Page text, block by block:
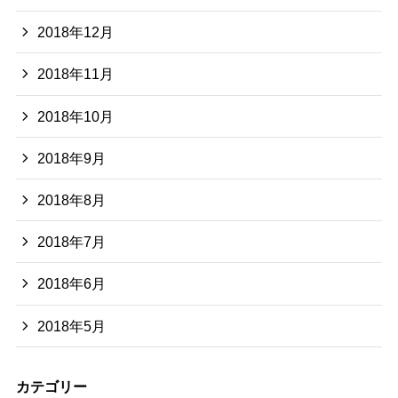
2018年12月
2018年11月
2018年10月
2018年9月
2018年8月
2018年7月
2018年6月
2018年5月
カテゴリー